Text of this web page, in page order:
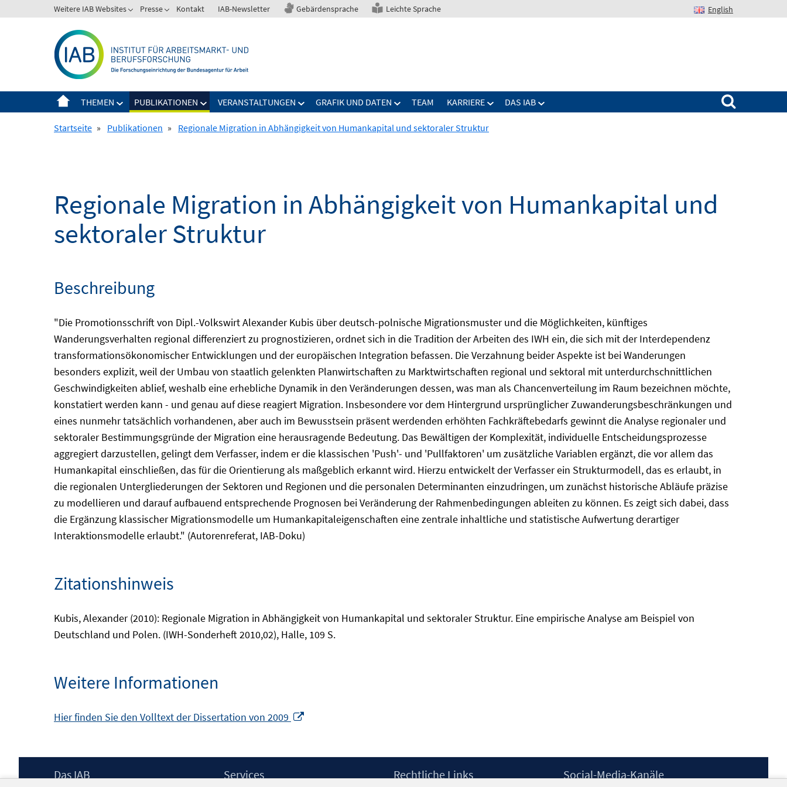
zum
Weitere IAB Websites Presse Kontakt IAB-Newsletter Gebärdensprache Leichte Sprache English
THEMEN PUBLIKATIONEN VERANSTALTUNGEN GRAFIK UND DATEN TEAM KARRIERE DAS IAB
Suchen nach:
Startseite » Publikationen » Regionale Migration in Abhängigkeit von Humankapital und sektoraler Struktur
Regionale Migration in Abhängigkeit von Humankapital und
sektoraler Struktur
Beschreibung
"Die Promotionsschrift von Dipl.-Volkswirt Alexander Kubis über deutsch-polnische Migrationsmuster und die Möglichkeiten, künftiges
Wanderungsverhalten regional differenziert zu prognostizieren, ordnet sich in die Tradition der Arbeiten des IWH ein, die sich mit der Interdependenz
transformationsökonomischer Entwicklungen und der europäischen Integration befassen. Die Verzahnung beider Aspekte ist bei Wanderungen
besonders explizit, weil der Umbau von staatlich gelenkten Planwirtschaften zu Marktwirtschaften regional und sektoral mit unterdurchschnittlichen
Geschwindigkeiten ablief, weshalb eine erhebliche Dynamik in den Veränderungen dessen, was man als Chancenverteilung im Raum bezeichnen möchte,
konstatiert werden kann - und genau auf diese reagiert Migration. Insbesondere vor dem Hintergrund ursprünglicher Zuwanderungsbeschränkungen und
eines nunmehr tatsächlich vorhandenen, aber auch im Bewusstsein präsent werdenden erhöhten Fachkräftebedarfs gewinnt die Analyse regionaler und
sektoraler Bestimmungsgründe der Migration eine herausragende Bedeutung. Das Bewältigen der Komplexität, individuelle Entscheidungsprozesse
aggregiert darzustellen, gelingt dem Verfasser, indem er die klassischen 'Push'- und 'Pullfaktoren' um zusätzliche Variablen ergänzt, die vor allem das
Humankapital einschließen, das für die Orientierung als maßgeblich erkannt wird. Hierzu entwickelt der Verfasser ein Strukturmodell, das es erlaubt, in
die regionalen Untergliederungen der Sektoren und Regionen und die personalen Determinanten einzudringen, um zunächst historische Abläufe präzise
zu modellieren und darauf aufbauend entsprechende Prognosen bei Veränderung der Rahmenbedingungen ableiten zu können. Es zeigt sich dabei, dass
die Ergänzung klassischer Migrationsmodelle um Humankapitaleigenschaften eine zentrale inhaltliche und statistische Aufwertung derartiger
Interaktionsmodelle erlaubt." (Autorenreferat, IAB-Doku)
Zitationshinweis
Kubis, Alexander (2010): Regionale Migration in Abhängigkeit von Humankapital und sektoraler Struktur. Eine empirische Analyse am Beispiel von
Deutschland und Polen. (IWH-Sonderheft 2010,02), Halle, 109 S.
Weitere Informationen
Hier finden Sie den Volltext der Dissertation von 2009
Footer
Das IAB Services Rechtliche Links Social-Media-Kanäle